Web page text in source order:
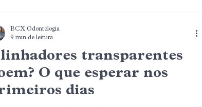
transparentes
O que esperar nos
dias
BCX Odontologia
9 min de leitura